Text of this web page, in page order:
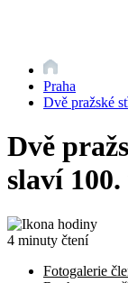
Praha
Dvě pražské
Dvě
slaví
4 minuty čtení
Fotogalerie